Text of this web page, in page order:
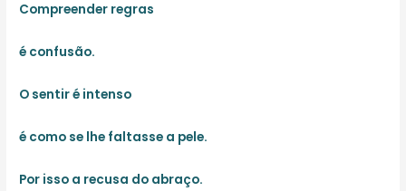
Compreender regras
é confusão.
O sentir é intenso
é como se lhe faltasse a pele.
Por isso a recusa do abraço.